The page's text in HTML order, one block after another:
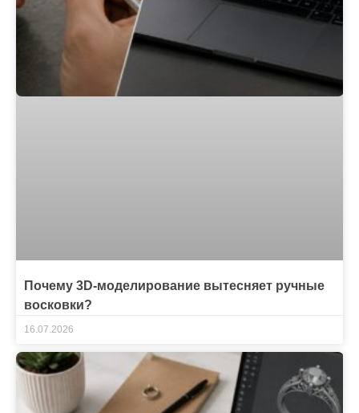
Почему 3D-моделирование вытесняет ручные
восковки?
16.07.2026